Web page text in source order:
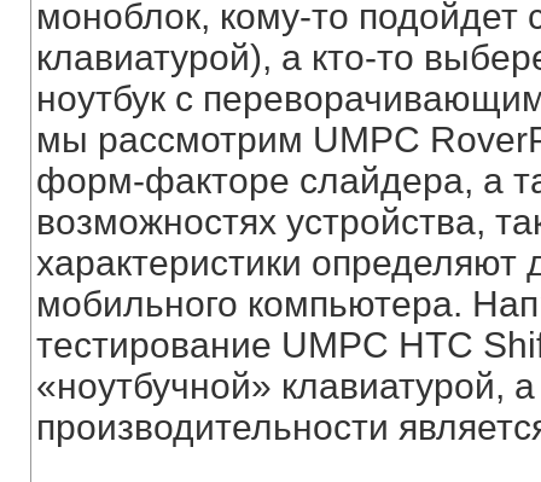
моноблок, кому-то
клавиатурой), а кто-то
ноутбук с
мы рассмотрим UMPC
форм-факторе слайдера, а
возможностях устройства,
характеристики определяют
мобильного компьютера.
тестирование UMPC HTC
«ноутбучной» клавиатурой,
производительности